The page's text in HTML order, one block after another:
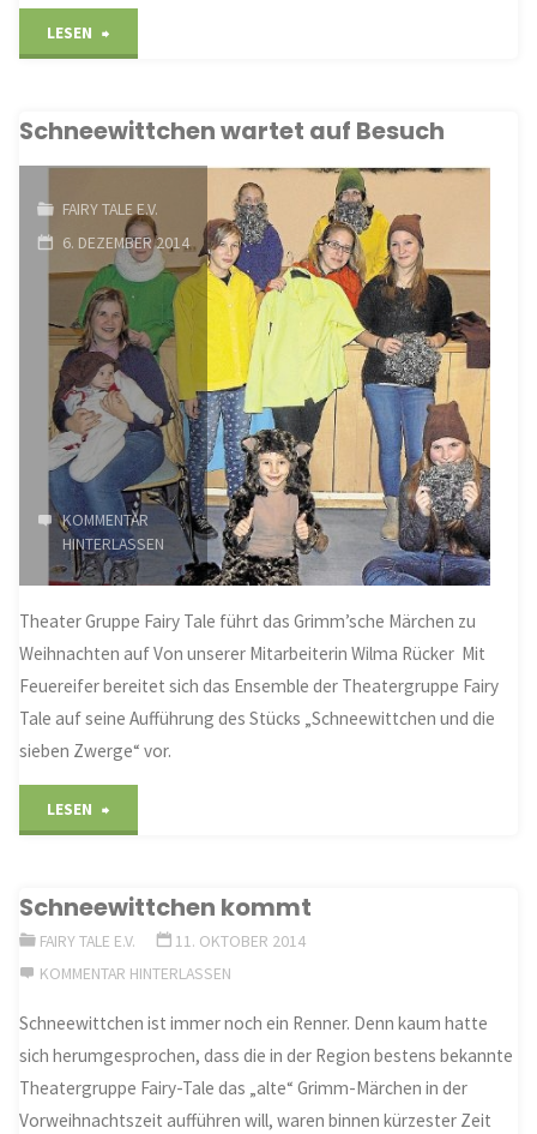
LESEN
mitreißend
Schneewittchen wartet auf Besuch
FAIRY TALE E.V.
6. DEZEMBER 2014
KOMMENTAR
HINTERLASSEN
Theater Gruppe Fairy Tale führt das Grimm’sche Märchen zu
Weihnachten auf Von unserer Mitarbeiterin Wilma Rücker Mit
Feuereifer bereitet sich das Ensemble der Theatergruppe Fairy
Tale auf seine Aufführung des Stücks „Schneewittchen und die
sieben Zwerge“ vor.
LESEN
auf
Schneewittchen kommt
FAIRY TALE E.V.
11. OKTOBER 2014
KOMMENTAR HINTERLASSEN
Schneewittchen ist immer noch ein Renner. Denn kaum hatte
sich herumgesprochen, dass die in der Region bestens bekannte
Theatergruppe Fairy-Tale das „alte“ Grimm-Märchen in der
Vorweihnachtszeit aufführen will, waren binnen kürzester Zeit